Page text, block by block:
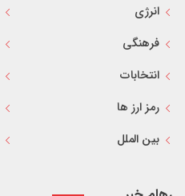
انرژی
فرهنگی
انتخابات
رمز ارز ها
بین الملل